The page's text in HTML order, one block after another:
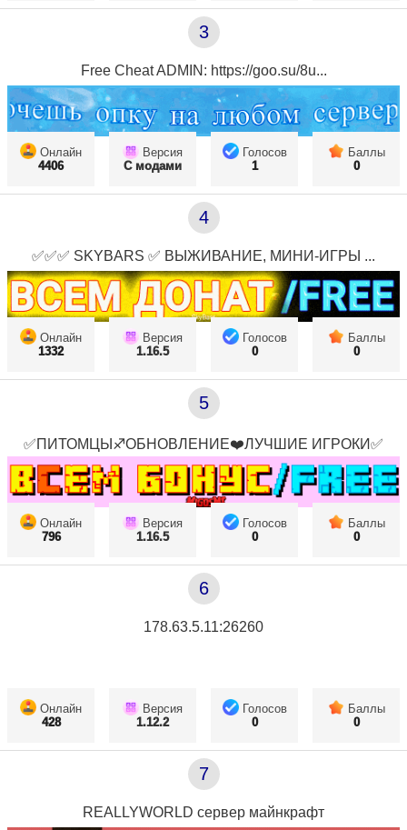
3
Free Cheat ADMIN: https://goo.su/8u...
Онлайн
4406
Версия
С модами
Голосов
1
Баллы
0
4
✅✅✅ SKYBARS ✅ ВЫЖИВАНИЕ, МИНИ-ИГРЫ ...
Онлайн
1332
Версия
1.16.5
Голосов
0
Баллы
0
5
✅ПИТОМЦЫ♐ОБНОВЛЕНИЕ❤️ЛУЧШИЕ ИГРОКИ✅
Онлайн
796
Версия
1.16.5
Голосов
0
Баллы
0
6
178.63.5.11:26260
Онлайн
428
Версия
1.12.2
Голосов
0
Баллы
0
7
REALLYWORLD сервер майнкрафт